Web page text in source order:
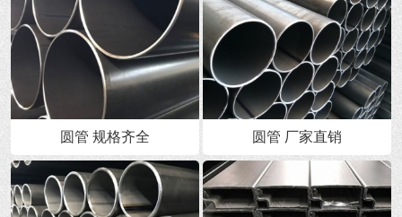
圆管 规格齐全 圆管 厂家直销